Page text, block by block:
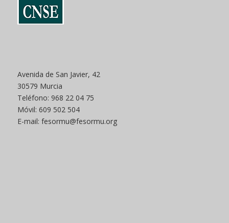
Avenida de San Javier, 42
30579 Murcia
Teléfono: 968 22 04 75
Móvil: 609 502 504
E-mail: fesormu@fesormu.org